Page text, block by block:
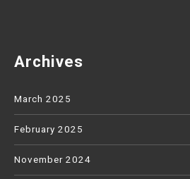
Archives
March 2025
February 2025
November 2024